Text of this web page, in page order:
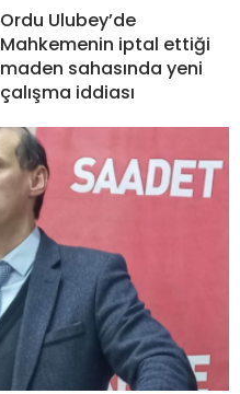
Ordu Ulubey’de
Mahkemenin iptal ettiği
maden sahasında yeni
çalışma iddiası